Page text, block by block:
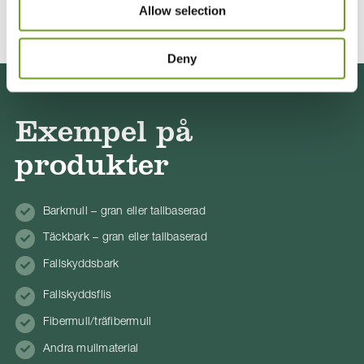
Allow selection
Deny
Exempel på
produkter
Barkmull – gran eller tallbaserad
Täckbark – gran eller tallbaserad
Fallskyddsbark
Fallskyddsflis
Fibermull/träfibermull
Andra mullmaterial